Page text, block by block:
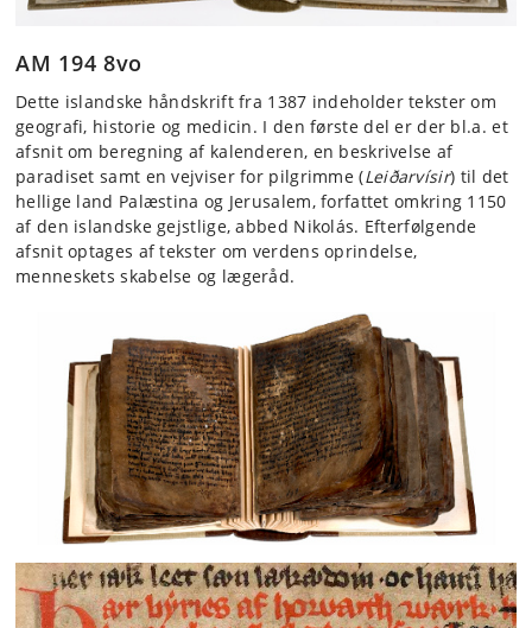
AM 194 8vo
Dette islandske håndskrift fra 1387 indeholder tekster om
geografi, historie og medicin. I den første del er der bl.a. et
afsnit om beregning af kalenderen, en beskrivelse af
paradiset samt en vejviser for pilgrimme (Leiðarvísir) til det
hellige land Palæstina og Jerusalem, forfattet omkring 1150
af den islandske gejstlige, abbed Nikolás. Efterfølgende
afsnit optages af tekster om verdens oprindelse,
menneskets skabelse og lægeråd.